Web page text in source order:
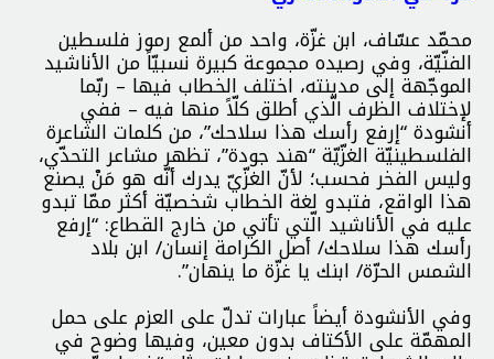
محمّد عسّاف، ابن غزّة، واحد من ألمع رموز فلسطين
الفنّيّة، وفي رصيده مجموعة كبيرة نسبيّاً من الأناشيد
الموجّهة إلى مدينته، اختلف الخطاب فيها – ربّما
لإختلاف الظرف الّذي أطلق كلّاً منها فيه – ففي
أنشودة “إرفع رأسك هذا سلاحك”، من كلمات الشاعرة
الفلسطينيّة الغزّيّة “هند جودة”، تظهر مشاعر التحدّي،
وليس الفخر فحسب؛ لأنّ الغزّيّ يدرك أنّه هو مَنْ يصنع
هذا الواقع، فتبدو لغة الخطاب شخصيّة أكثر ممّا تبدو
عليه في الأناشيد الّتي تأتي من خارج القطاع: “إرفع
رأسك هذا سلاحك/ أصل الكرامة إنسان/ ابن بلاد
الشمس الحرّة/ ابنك يا غزّة ما ينهان”.
وفي الأنشودة أيضاً عبارات تدلّ على العزم على حمل
المهمّة على الأكتاف بدون معين، وفيها وضوح في